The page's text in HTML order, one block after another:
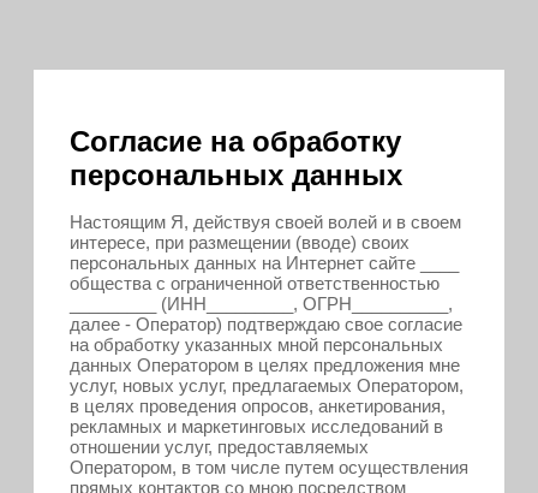
Согласие на обработку
персональных данных
Настоящим Я, действуя своей волей и в своем
интересе, при размещении (вводе) своих
персональных данных на Интернет сайте ____
общества с ограниченной ответственностью
_________ (ИНН_________, ОГРН__________,
далее - Оператор) подтверждаю свое согласие
на обработку указанных мной персональных
данных Оператором в целях предложения мне
услуг, новых услуг, предлагаемых Оператором,
в целях проведения опросов, анкетирования,
рекламных и маркетинговых исследований в
отношении услуг, предоставляемых
Оператором, в том числе путем осуществления
прямых контактов со мною посредством